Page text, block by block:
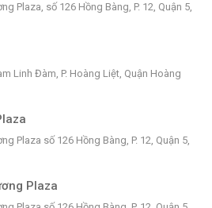
Plaza, số 126 Hồng Bàng, P. 12, Quận 5,
Linh Đàm, P. Hoàng Liệt, Quận Hoàng
Plaza số 126 Hồng Bàng, P. 12, Quận 5,
Plaza